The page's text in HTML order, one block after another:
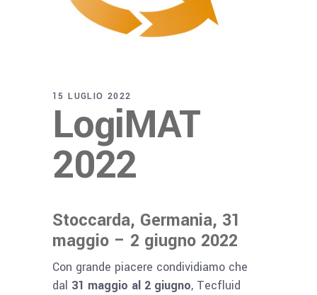
15 LUGLIO 2022
LogiMAT
2022
Stoccarda, Germania, 31
maggio – 2 giugno 2022
Con grande piacere condividiamo che
dal 31 maggio al 2 giugno, Tecfluid